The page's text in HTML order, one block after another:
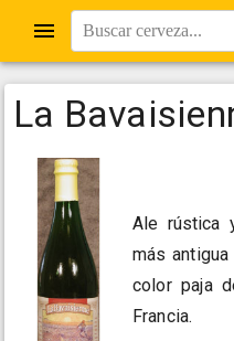
Buscar cerveza...
La
Ale rústica
más
color paja
Francia.